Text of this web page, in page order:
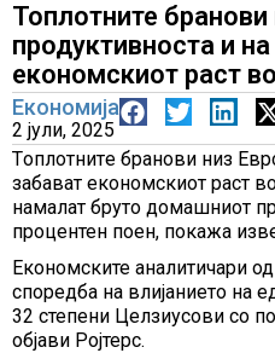
Топлотните бранови
продуктивноста и
економскиот раст
Економија
2 јули, 2025
Tоплотнитe бранови низ
забават економскиот раст
намалат бруто домашниот
процентен поен, покажа
Eкономските аналитичари
споредба на влијанието на
32 степени Целзиусови со
објави Ројтерс.